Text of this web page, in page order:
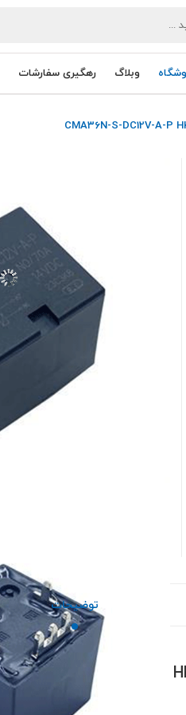
وبلاگ رهگیری سفارشات
توضیحات